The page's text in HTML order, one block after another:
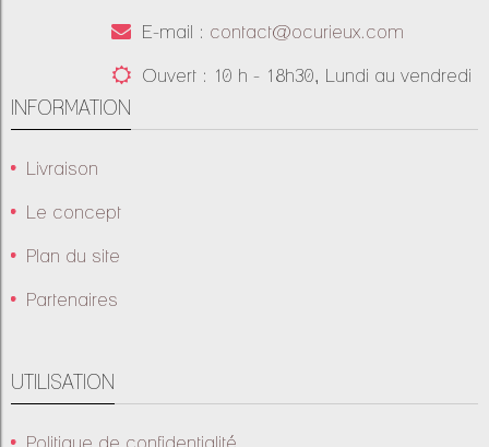
E-mail : contact@ocurieux.com
Ouvert : 10 h - 18h30, Lundi au vendredi
INFORMATION
Livraison
Le concept
Plan du site
Partenaires
UTILISATION
Politique de confidentialité